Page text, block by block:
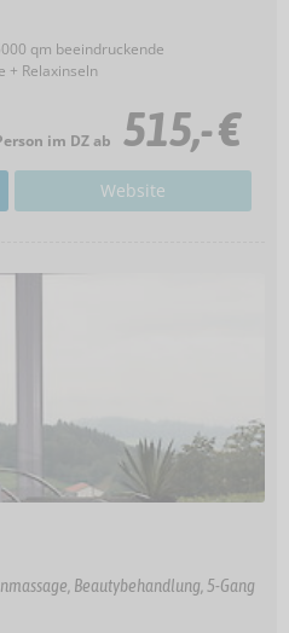
qm beeindruckende
+ Relaxinseln
im DZ ab 515,- €
Website
Beautybehandlung, 5-Gang